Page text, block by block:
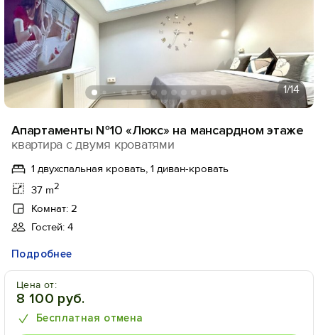
1/14
Апартаменты №10 «Люкс» на мансардном этаже
квартира с двумя кроватями
1 двухспальная кровать, 1 диван-кровать
37 m2
Комнат: 2
Гостей: 4
Подробнее
Цена от:
8 100 руб.
Бесплатная отмена